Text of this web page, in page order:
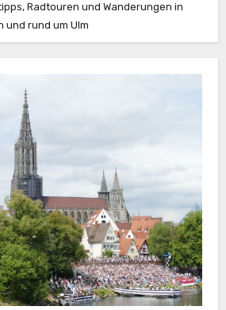
Radtouren und Wanderungen in
und rund um Ulm